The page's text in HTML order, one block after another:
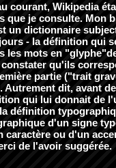
courant, Wikipedia
que je consulte. Mon
un dictionnaire
- la définition qui
les mots en
qu'ils
partie ("trait
Autrement dit, avant
qui lui donnait de
définition
d'un signe
caractère ou d'un
de l'avoir suggérée.